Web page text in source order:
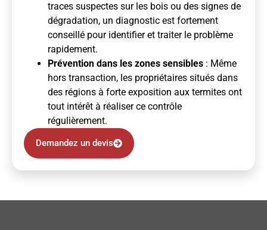
traces suspectes sur les bois ou des signes de
dégradation, un diagnostic est fortement
conseillé pour identifier et traiter le problème
rapidement.
Prévention dans les zones sensibles : Même
hors transaction, les propriétaires situés dans
des régions à forte exposition aux termites ont
tout intérêt à réaliser ce contrôle
régulièrement.
Demandez un devis